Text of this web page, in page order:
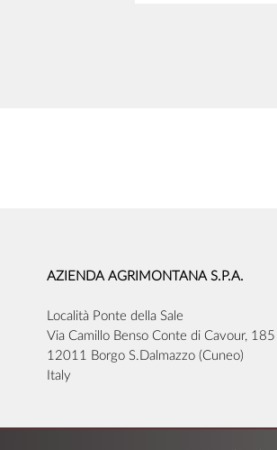
AZIENDA AGRIMONTANA S.P.A.
Località Ponte della Sale
Via Camillo Benso Conte di Cavour, 185
12011 Borgo S.Dalmazzo (Cuneo)
Italy